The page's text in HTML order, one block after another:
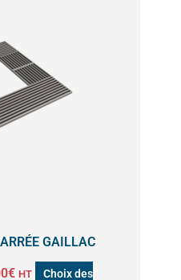
GAILLAC
€
à
1195,00€
HT Choix des
plusieurs
variations.
Les
la